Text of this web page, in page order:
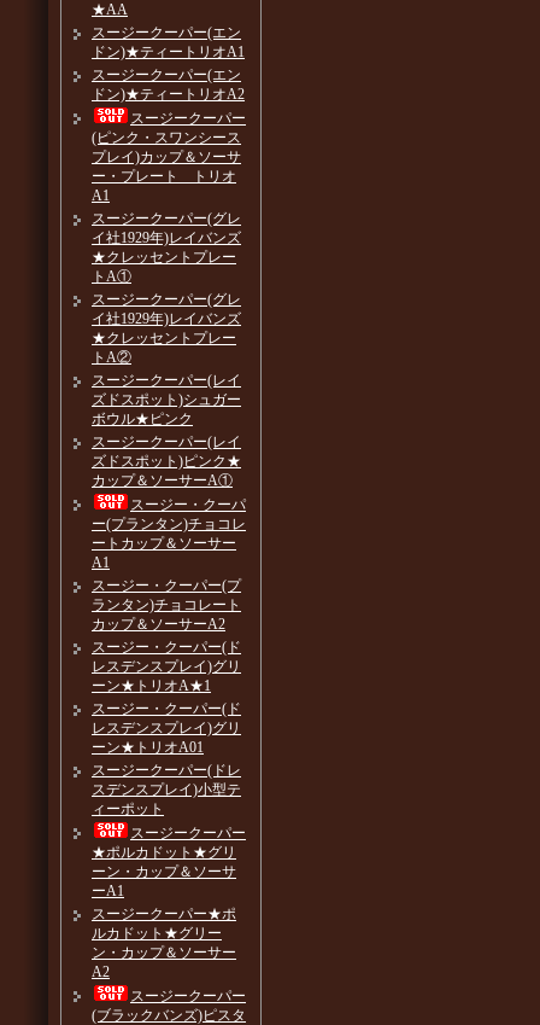
★AA
スージークーパー(エン
ドン)★ティートリオA1
スージークーパー(エン
ドン)★ティートリオA2
スージークーパー
(ピンク・スワンシース
プレイ)カップ＆ソーサ
ー・プレート トリオ
A1
スージークーパー(グレ
イ社1929年)レイバンズ
★クレッセントプレー
トA①
スージークーパー(グレ
イ社1929年)レイバンズ
★クレッセントプレー
トA②
スージークーパー(レイ
ズドスポット)シュガー
ボウル★ピンク
スージークーパー(レイ
ズドスポット)ピンク★
カップ＆ソーサーA①
スージー・クーパ
ー(プランタン)チョコレ
ートカップ＆ソーサー
A1
スージー・クーパー(プ
ランタン)チョコレート
カップ＆ソーサーA2
スージー・クーパー(ド
レスデンスプレイ)グリ
ーン★トリオA★1
スージー・クーパー(ド
レスデンスプレイ)グリ
ーン★トリオA01
スージークーパー(ドレ
スデンスプレイ)小型テ
ィーポット
スージークーパー
★ポルカドット★グリ
ーン・カップ＆ソーサ
ーA1
スージークーパー★ポ
ルカドット★グリー
ン・カップ＆ソーサー
A2
スージークーパー
(ブラックバンズ)ピスタ